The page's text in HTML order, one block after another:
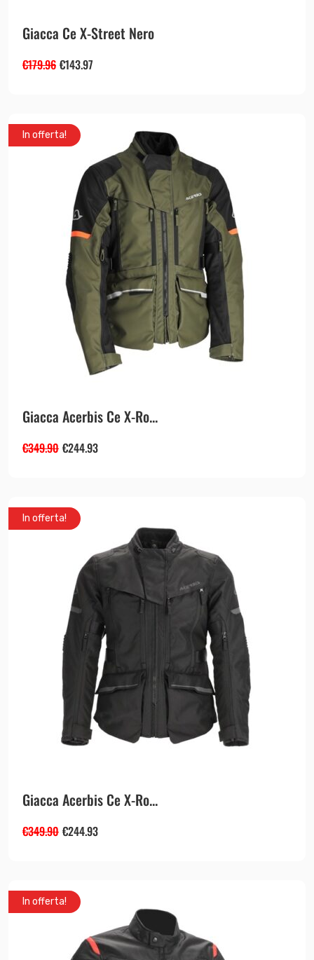
Giacca Ce X-Street Nero
€179.96 €143.97
In offerta!
Giacca Acerbis Ce X-Ro...
€349.90 €244.93
In offerta!
Giacca Acerbis Ce X-Ro...
€349.90 €244.93
In offerta!